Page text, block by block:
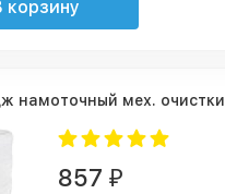
корзину
намоточный мех.
857 ₽